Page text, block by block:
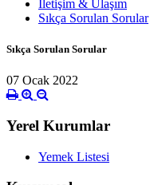
İletişim & Ulaşım
Sıkça Sorulan Sorular
Sıkça Sorulan Sorular
07 Ocak 2022
Yerel Kurumlar
Yemek Listesi